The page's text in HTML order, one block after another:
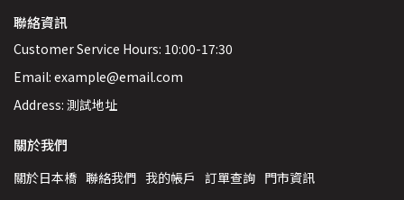
聯絡資訊
Customer Service Hours: 10:00-17:30
Email: example@email.com
Address: 測試地址
關於我們
關於日本橋 聯絡我們 我的帳戶 訂單查詢 門市資訊